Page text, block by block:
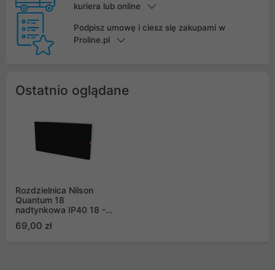
kuriera lub online
Podpisz umowę i ciesz się zakupami w
Proline.pl
Ostatnio oglądane
Rozdzielnica Nilson
Quantum 18
nadtynkowa IP40 18 -
poziomnicą, skrzynka
69,00 zł